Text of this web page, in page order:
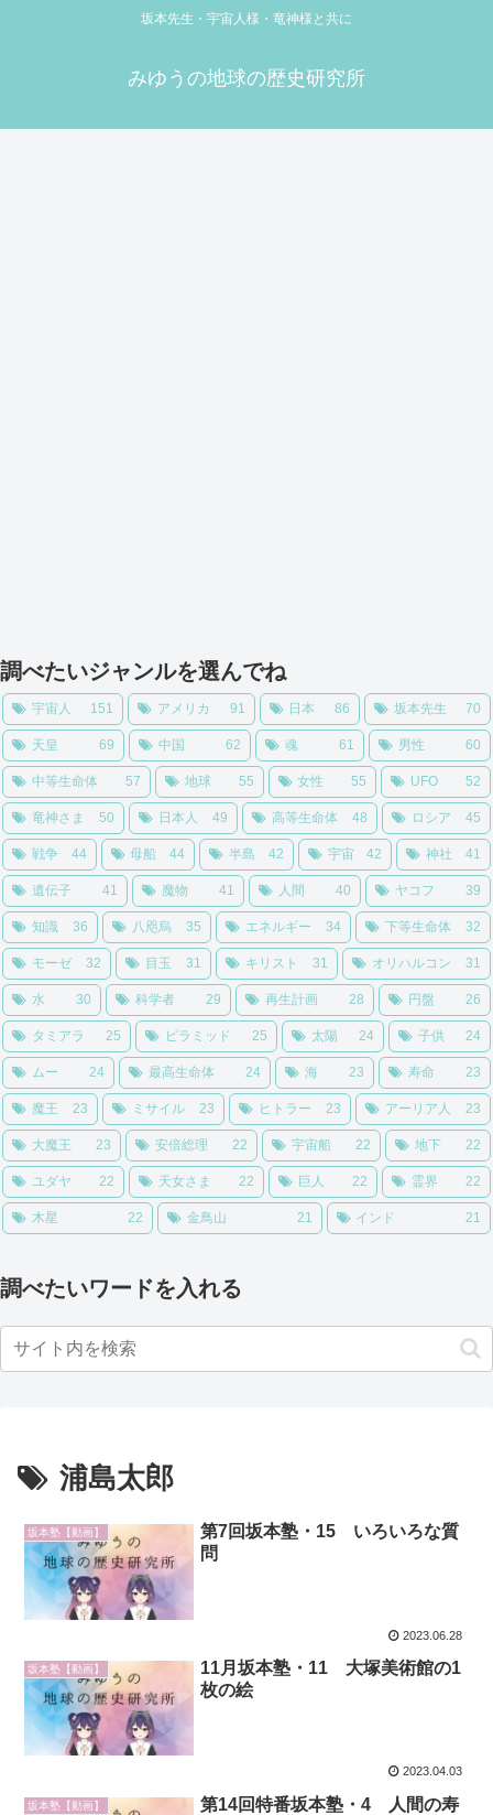
坂本先生・宇宙人様・竜神様と共に
みゆうの地球の歴史研究所
調べたいジャンルを選んでね
宇宙人 151 アメリカ 91 日本 86 坂本先生 70
天皇 69 中国 62 魂 61 男性 60
中等生命体 57 地球 55 女性 55 UFO 52
竜神さま 50 日本人 49 高等生命体 48 ロシア 45
戦争 44 母船 44 半島 42 宇宙 42 神社 41
遺伝子 41 魔物 41 人間 40 ヤコフ 39
知識 36 八咫烏 35 エネルギー 34 下等生命体 32
モーゼ 32 目玉 31 キリスト 31 オリハルコン 31
水 30 科学者 29 再生計画 28 円盤 26
タミアラ 25 ピラミッド 25 太陽 24 子供 24
ムー 24 最高生命体 24 海 23 寿命 23
魔王 23 ミサイル 23 ヒトラー 23 アーリア人 23
大魔王 23 安倍総理 22 宇宙船 22 地下 22
ユダヤ 22 天女さま 22 巨人 22 霊界 22
木星 22 金鳥山 21 インド 21
調べたいワードを入れる
浦島太郎
坂本塾【動画】
第7回坂本塾・15 いろいろな質
問
2023.06.28
坂本塾【動画】
11月坂本塾・11 大塚美術館の1
枚の絵
2023.04.03
坂本塾【動画】
第14回特番坂本塾・4 人間の寿